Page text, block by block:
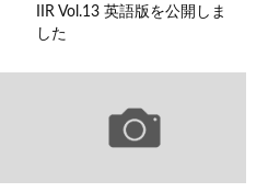
IIR Vol.13 英語版を公開しま
した